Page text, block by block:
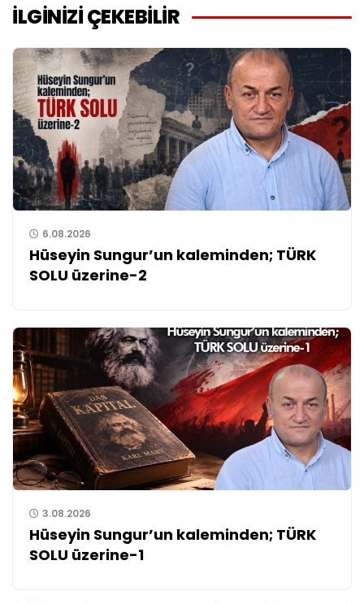
İLGİNİZİ ÇEKEBİLİR
6.08.2026
Hüseyin Sungur’un kaleminden; TÜRK
SOLU üzerine-2
3.08.2026
Hüseyin Sungur’un kaleminden; TÜRK
SOLU üzerine-1